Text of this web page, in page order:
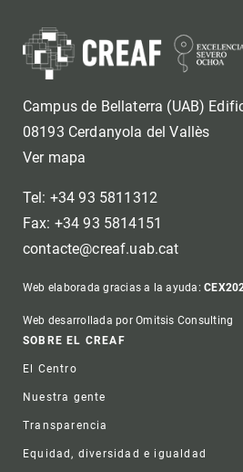
Campus de Bellaterra (UAB)
08193 Cerdanyola del Vallès
Ver mapa
Tel: +34 93 5811312
Fax: +34 93 5814151
contacte@creaf.uab.cat
Web elaborada gracias a la ayuda:
Web desarrollada por Omitsis Consulting
Footer
SOBRE EL CREAF
El Centro
Nuestra gente
Transparencia
Equidad, diversidad e igualdad